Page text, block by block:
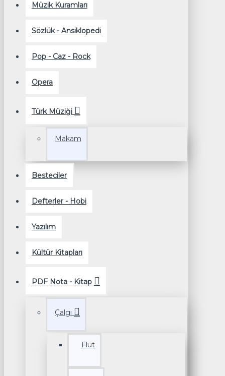
Müzik Kuramları
Sözlük - Ansiklopedi
Pop - Caz - Rock
Opera
Türk Müziği
Makam
Besteciler
Defterler - Hobi
Yazılım
Kültür Kitapları
PDF Nota - Kitap
Çalgı
Flüt